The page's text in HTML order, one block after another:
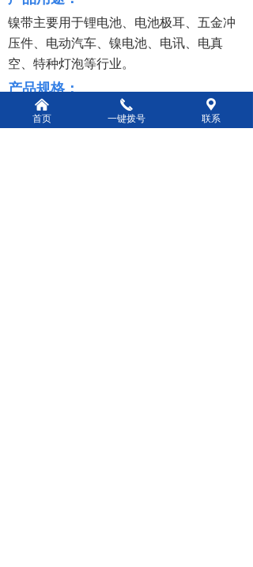
镍带主要用于锂电池、电池极耳、五金冲
压件、电动汽车、镍电池、电讯、电真
空、特种灯泡等行业。
产品规格：
낀
首页
끅
一键拨号
끇
联系